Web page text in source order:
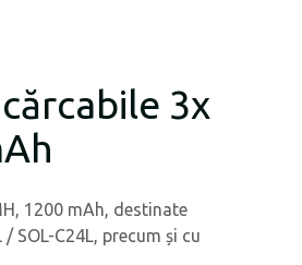
3x
1200 mAh, destinate
SOL-C24L, precum și cu